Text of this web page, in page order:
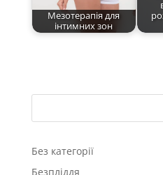
Мезотерапія для
інтимних зон
Без категорії
Безпліддя